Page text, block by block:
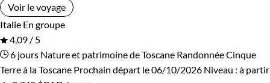
Voir le voyage
Italie En groupe
4,09 / 5
6 jours Nature et patrimoine de Toscane Randonnée Cinque
Terre à la Toscane Prochain départ le 06/10/2026 Niveau : à partir